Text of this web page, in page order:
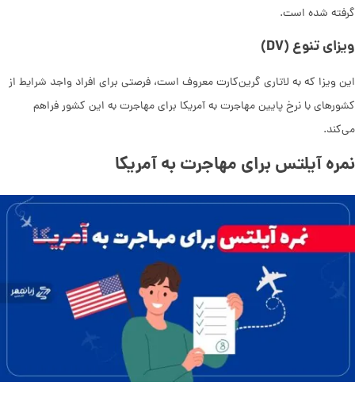
گرفته شده است.
ویزای تنوع (DV)
این ویزا که به لاتاری گرین‌کارت معروف است، فرصتی برای افراد واجد شرایط از
کشورهای با نرخ پایین مهاجرت به آمریکا برای مهاجرت به این کشور فراهم
می‌کند.
نمره آیلتس برای مهاجرت به آمریکا